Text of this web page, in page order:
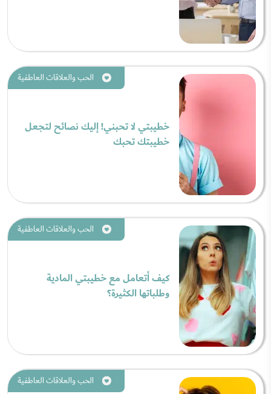
الحب والعلاقات العاطفية
خطيبتي لا تحبني! إليك نصائح لتجعل
خطيبتك تحبك
الحب والعلاقات العاطفية
كيف أتعامل مع خطيبتي المادية
وطلباتها الكثيرة؟
الحب والعلاقات العاطفية